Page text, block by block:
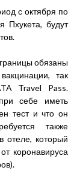
с октября по
Пхукета, будут
обязаны
так
Travel Pass.
себе иметь
тест и что он
также
отеле, который
коронавируса